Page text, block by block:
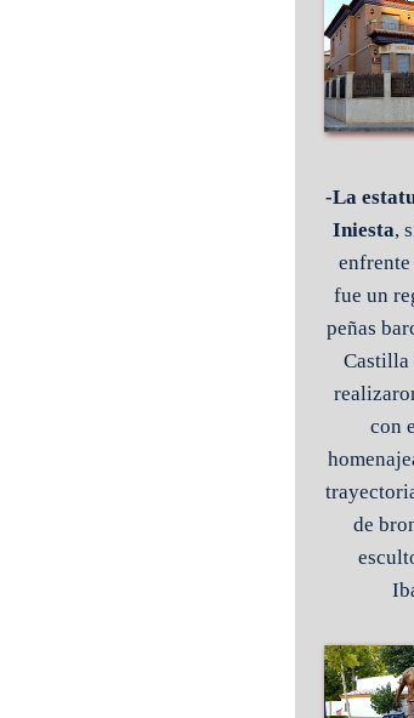
-La
Iniesta,
enfrente
fue un
peñas
Castilla
con
de